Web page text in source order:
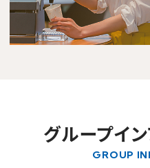
You can see the FAQ as follows.
グループイ
GROUP